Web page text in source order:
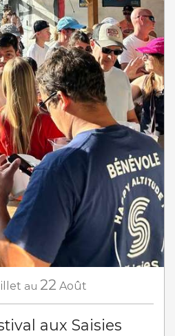
au 22 Août
aux Saisies